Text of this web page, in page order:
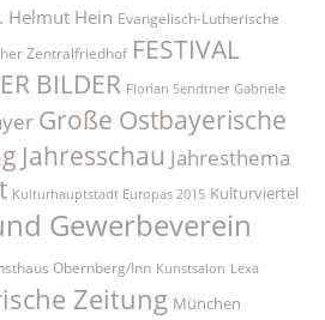
Helmut Hein Evangelisch-Lutherische
Zentralfriedhof FESTIVAL
BILDER Florian Sendtner Gabriele
Große Ostbayerische
Jahresschau Jahresthema
Kulturhauptstadt Europas 2015 Kulturviertel
Gewerbeverein
Obernberg/Inn Kunstsalon Lexa
Zeitung München